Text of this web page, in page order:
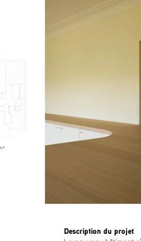
Description du projet